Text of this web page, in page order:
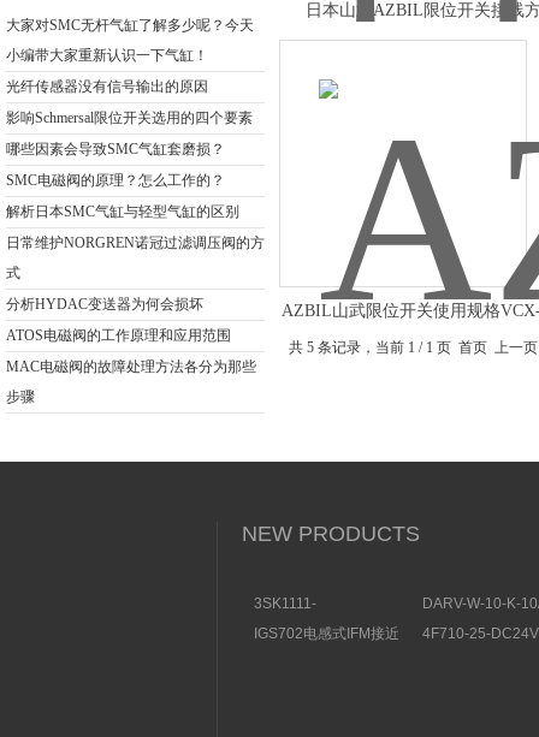
大家对SMC无杆气缸了解多少呢？今天
小编带大家重新认识一下气缸！
光纤传感器没有信号输出的原因
影响Schmersal限位开关选用的四个要素
哪些因素会导致SMC气缸套磨损？
SMC电磁阀的原理？怎么工作的？
解析日本SMC气缸与轻型气缸的区别
日常维护NORGREN诺冠过滤调压阀的方
式
分析HYDAC变送器为何会损坏
ATOS电磁阀的工作原理和应用范围
MAC电磁阀的故障处理方法各分为那些
步骤
日本山武AZBIL限位开关接线
AZBIL山武限位开关使用规格
共 5 条记录，当前 1 / 1 页 首页 上
NEW PRODUCTS
3SK1111-
关特点及功能
DARV-W-10-K-
构分析
IGS702电感式IFM接近
4F710-25-